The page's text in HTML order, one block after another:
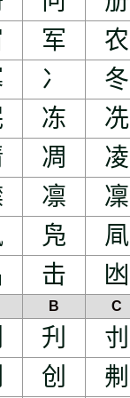
军 农
冫 冬
冻 冼
凋 凌
凛 凜
凫 凬
击 凼
B C
刋 刌
创 刜